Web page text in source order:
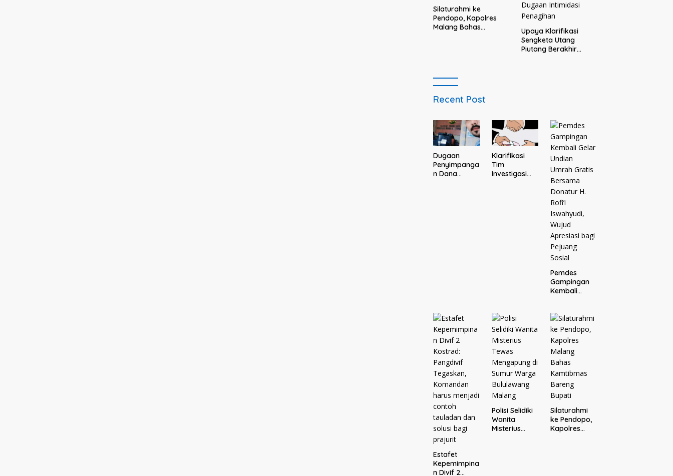
Silaturahmi ke
Pendopo, Kapolres
Malang Bahas
Upaya Klarifikasi
Sengketa Utang
Piutang Berakhir
Recent Post
Dugaan
Penyimpanga
n Dana
Klarifikasi
Tim
Investigasi
Pemdes
Gampingan
Kembali
Bersama
Donatur H.
Rofi’i
Iswahyudi,
Wujud
Apresiasi
bagi Pejuang
Sosial
Estafet
Kepemimpina
n Divif 2
Polisi Selidiki
Wanita
Misterius
Silaturahmi
ke Pendopo,
Kapolres